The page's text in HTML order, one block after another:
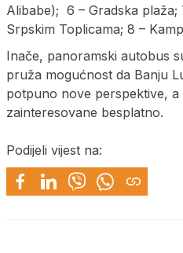
Alibabe); 6 – Gradska plaža;
Srpskim Toplicama; 8 –
Inače, panoramski autobus
pruža mogućnost da Banju
potpuno nove perspektive, a
zainteresovane besplatno.
Podijeli vijest na: